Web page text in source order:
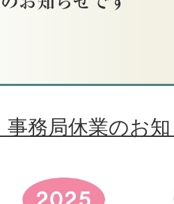
事務局休業のお